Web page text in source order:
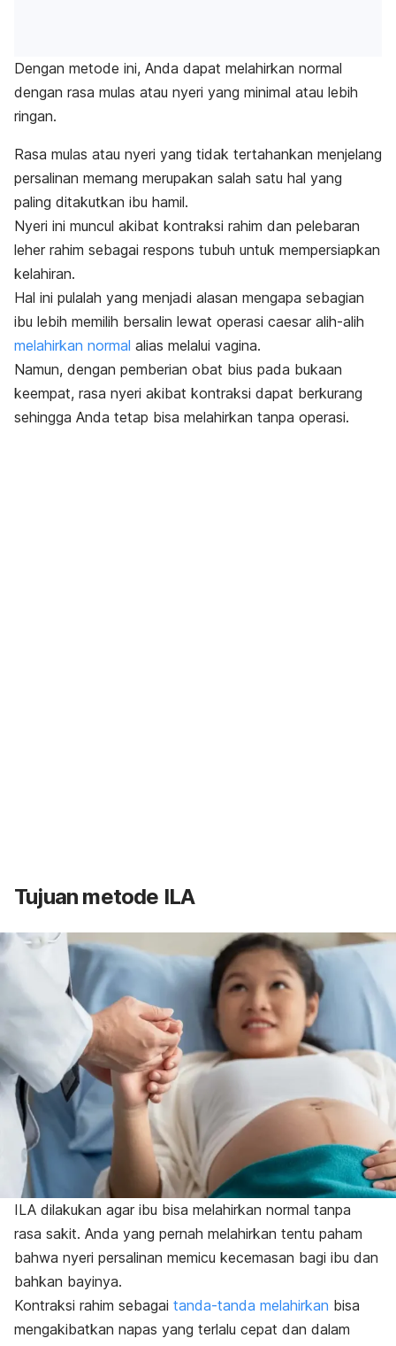
Dengan metode ini, Anda dapat melahirkan normal
dengan rasa mulas atau nyeri yang minimal atau lebih
ringan.
Rasa mulas atau nyeri yang tidak tertahankan menjelang
persalinan memang merupakan salah satu hal yang
paling ditakutkan ibu hamil.
Nyeri ini muncul akibat kontraksi rahim dan pelebaran
leher rahim sebagai respons tubuh untuk mempersiapkan
kelahiran.
Hal ini pulalah yang menjadi alasan mengapa sebagian
ibu lebih memilih bersalin lewat operasi caesar alih-alih
melahirkan normal alias melalui vagina.
Namun, dengan pemberian obat bius pada bukaan
keempat, rasa nyeri akibat kontraksi dapat berkurang
sehingga Anda tetap bisa melahirkan tanpa operasi.
Tujuan metode ILA
ILA dilakukan agar ibu bisa melahirkan normal tanpa
rasa sakit. Anda yang pernah melahirkan tentu paham
bahwa nyeri persalinan memicu kecemasan bagi ibu dan
bahkan bayinya.
Kontraksi rahim sebagai tanda-tanda melahirkan bisa
mengakibatkan napas yang terlalu cepat dan dalam